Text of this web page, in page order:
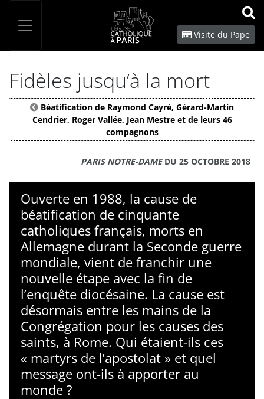
OK
Visite du Pape
Fidèles jusqu’à la mort
Béatification de Raymond Cayré, Gérard-Martin
Cendrier, Roger Vallée, Jean Mestre et de leurs 46
compagnons
PARIS NOTRE-DAMEDU 25 OCTOBRE 2018
Ouverte en 1988, la cause de
béatification de cinquante
catholiques français, morts en
Allemagne durant la Seconde guerre
mondiale, vient de franchir une
nouvelle étape avec la fin de
l’enquête diocésaine. La cause est
désormais entre les mains de la
Congrégation pour les causes des
saints, à Rome. Qui étaient-ils ces
« martyrs de l’apostolat » et quel
message ont-ils à apporter au
monde ?
Panneau de gestion des cookies